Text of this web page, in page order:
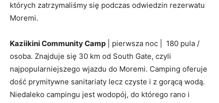
których zatrzymaliśmy się podczas odwiedzin rezerwatu
Moremi.
Kaziikini Community Camp | pierwsza noc | 180 pula /
osoba. Znajduje się 30 km od South Gate, czyli
najpopularniejszego wjazdu do Moremi. Camping oferuje
dość prymitywne sanitariaty lecz czyste i z gorącą wodą.
Niedaleko campingu jest wodopój, do którego rano i